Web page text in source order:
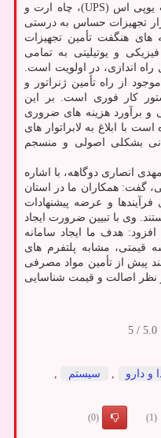
الزامات فنی و تأسیساتی مانند نصب یوپی اس (UPS)، چاه ارت و
تجهیزات حساس به درستی
های هنگفت تأمین تجهیزات
و یوتیلیتی به تمامی
اندازی، در اولویت است.
از راه تأمین ژنراتور و
کار فوری است. بر این
و برآورد هزینه های ضروری
با ابلاغ به لابراتوار های
بشکلی اصولی و منسجم
انصاری دوگاهه، با اشاره
گفت: همکاران ما در استان
و عرضه پیشنهادات
وی با تبیین ضرورت ایجاد
هدف ما ایجاد سامانه
قیمتی، مشابه پلتفرم های
پیش از تأمین مواد مصرفی
از نظر اصالت و قیمت شناسایی
5.0
/ 5
و دارو سیستم
(1)
(0)